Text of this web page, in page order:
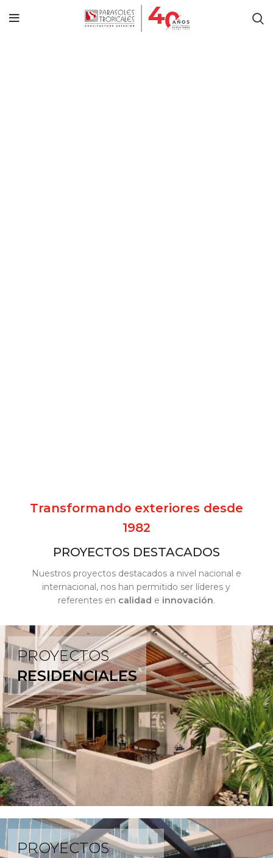
Transformando exteriores desde
1982
PROYECTOS DESTACADOS
Nuestros proyectos destacados a nivel nacional e
internacional, nos han permitido ser líderes y
referentes en calidad e innovación.
PROYECTOS
RESIDENCIALES
PROYECTOS